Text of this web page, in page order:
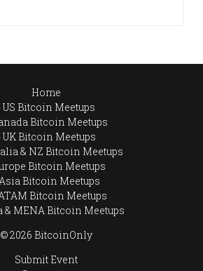
Home
US Bitcoin Meetups
Bitcoin Meetups
UK Bitcoin Meetups
& NZ Bitcoin Meetups
Bitcoin Meetups
Asia Bitcoin Meetups
Bitcoin Meetups
& MENA Bitcoin Meetups
© 2026 BitcoinOnly
Submit Event